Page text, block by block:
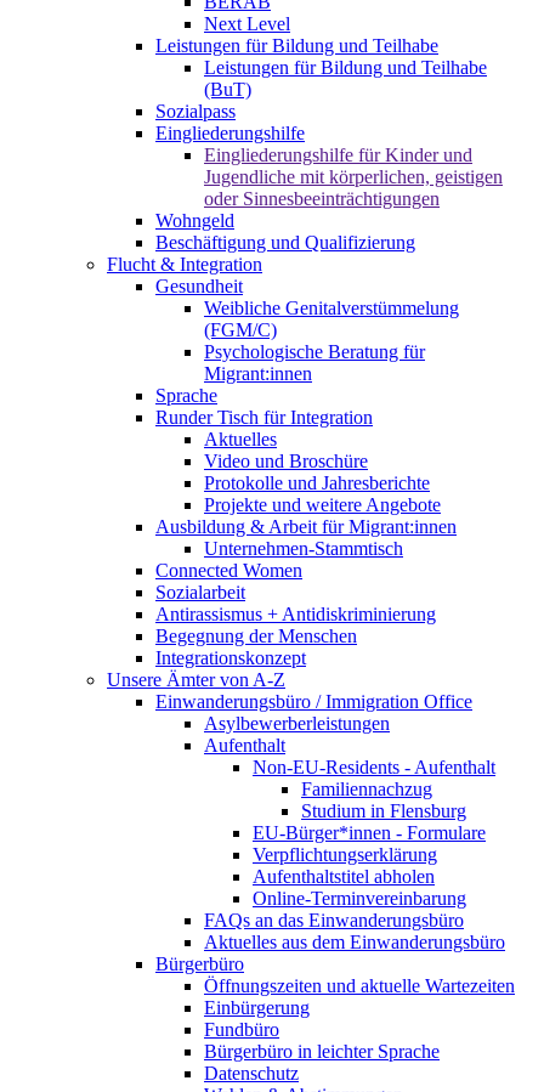
Next Level
Leistungen für Bildung und Teilhabe
Leistungen für Bildung und Teilhabe
(BuT)
Sozialpass
Eingliederungshilfe
Eingliederungshilfe für Kinder und
Jugendliche mit körperlichen, geistigen
oder Sinnesbeeinträchtigungen
Wohngeld
Beschäftigung und Qualifizierung
Flucht & Integration
Gesundheit
Weibliche Genitalverstümmelung
(FGM/C)
Psychologische Beratung für
Migrant:innen
Sprache
Runder Tisch für Integration
Aktuelles
Video und Broschüre
Protokolle und Jahresberichte
Projekte und weitere Angebote
Ausbildung & Arbeit für Migrant:innen
Unternehmen-Stammtisch
Connected Women
Sozialarbeit
Antirassismus + Antidiskriminierung
Begegnung der Menschen
Integrationskonzept
Unsere Ämter von A-Z
Einwanderungsbüro / Immigration Office
Asylbewerberleistungen
Aufenthalt
Non-EU-Residents - Aufenthalt
Familiennachzug
Studium in Flensburg
EU-Bürger*innen - Formulare
Verpflichtungserklärung
Aufenthaltstitel abholen
Online-Terminvereinbarung
FAQs an das Einwanderungsbüro
Aktuelles aus dem Einwanderungsbüro
Bürgerbüro
Öffnungszeiten und aktuelle Wartezeiten
Einbürgerung
Fundbüro
Bürgerbüro in leichter Sprache
Datenschutz